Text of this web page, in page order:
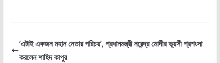
‘এটাই একজন মহান নেতার পরিচয়’, প্রধানমন্ত্রী নরেন্দ্র মোদীর ভূয়সী প্রশংসা
করলেন শাহিদ কাপুর